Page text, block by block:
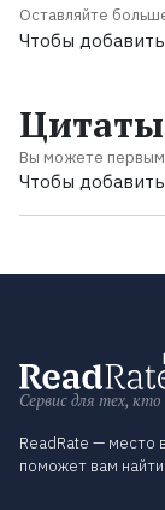
Оставляйте
Чтобы
Цитаты
Вы можете
Чтобы
Сервис для тех,
ReadRate — место
поможет вам найти